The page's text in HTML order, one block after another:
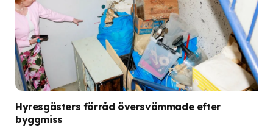
Hyresgästers förråd översvämmade efter
byggmiss